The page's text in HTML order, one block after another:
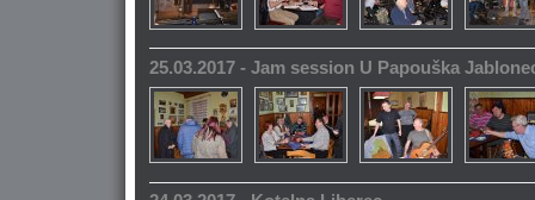
25.03.2017 - Jam session U Papouška